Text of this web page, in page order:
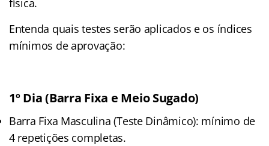
Entenda quais testes serão aplicados e os índices
mínimos de aprovação:
1º Dia (Barra Fixa e Meio Sugado)
Barra Fixa Masculina (Teste Dinâmico): mínimo de
4 repetições completas.